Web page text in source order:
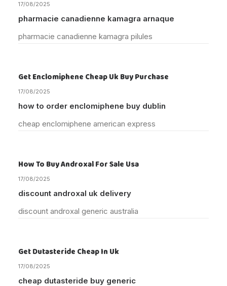
17/08/2025
pharmacie canadienne kamagra arnaque
pharmacie canadienne kamagra pilules
Get Enclomiphene Cheap Uk Buy Purchase
17/08/2025
how to order enclomiphene buy dublin
cheap enclomiphene american express
How To Buy Androxal For Sale Usa
17/08/2025
discount androxal uk delivery
discount androxal generic australia
Get Dutasteride Cheap In Uk
17/08/2025
cheap dutasteride buy generic